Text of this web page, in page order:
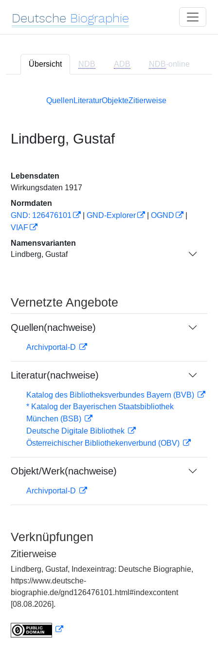
Deutsche Biographie
Übersicht NDB ADB NDB-online
Quellen LiteraturObjekteZitierweise
Lindberg, Gustaf
Lebensdaten
Wirkungsdaten 1917
Normdaten
GND: 126476101
GND-Explorer OGND
VIAF
Namensvarianten
Lindberg, Gustaf
Vernetzte Angebote
Quellen(nachweise)
Archivportal-D
Literatur(nachweise)
Katalog des Bibliotheksverbundes Bayern (BVB)
* Katalog der Bayerischen Staatsbibliothek
München (BSB)
Deutsche Digitale Bibliothek
Österreichischer Bibliothekenverbund (OBV)
Objekt/Werk(nachweise)
Archivportal-D
Verknüpfungen
Zitierweise
Lindberg, Gustaf, Indexeintrag: Deutsche Biographie,
https://www.deutsche-
biographie.de/gnd126476101.html#indexcontent
[08.08.2026].